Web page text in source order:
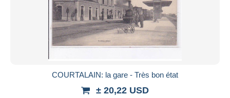
COURTALAIN: la gare - Très bon état
± 20,22 USD